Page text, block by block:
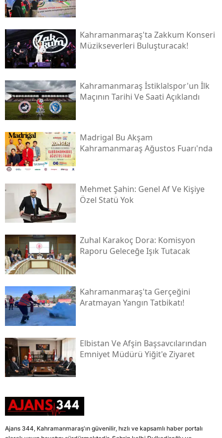
Kahramanmaraş'ta Zakkum Konseri
Müzikseverleri Buluşturacak!
Kahramanmaraş İstiklalspor'un İlk
Maçının Tarihi Ve Saati Açıklandı
Madrigal Bu Akşam
Kahramanmaraş Ağustos Fuarı'nda
Mehmet Şahin: Genel Af Ve Kişiye
Özel Statü Yok
Zuhal Karakoç Dora: Komisyon
Raporu Geleceğe Işık Tutacak
Kahramanmaraş'ta Gerçeğini
Aratmayan Yangın Tatbikatı!
Elbistan Ve Afşin Başsavcılarından
Emniyet Müdürü Yiğit'e Ziyaret
Ajans 344, Kahramanmaraş'ın güvenilir, hızlı ve kapsamlı haber portalı